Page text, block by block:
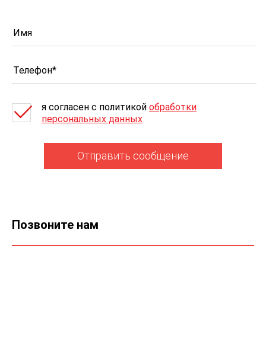
я согласен c политикой обработки
персональных данных
Отправить сообщение
Позвоните нам